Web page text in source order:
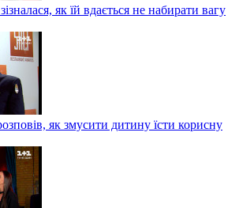
як їй вдається не набирати вагу
як змусити дитину їсти корисну